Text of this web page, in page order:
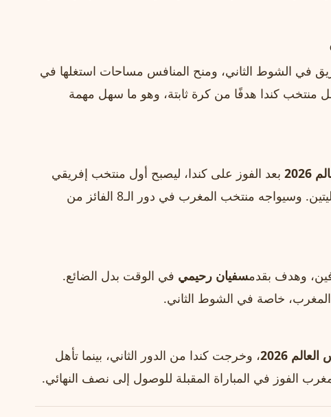
في الشوط الثاني، ومنح المنافس مساحات استغلها في
منتخب كندا هدفًا من كرة ثابتة، وهو ما سهل مهمة
بعد الفوز على كندا، ليصبح أول منتخب إفريقي
يصل إلى ربع نهائي كأس العالم مرتين متتاليتين. وسيواجه منتخب المغرب في دور الـ8 الفائز من
وهدف بقدمسفيان رحيمي في الوقت بدل الضائع.
خاصة في الشوط الثاني.
2026
، وخرجت كندا من الدور الثاني، بينما تأهل